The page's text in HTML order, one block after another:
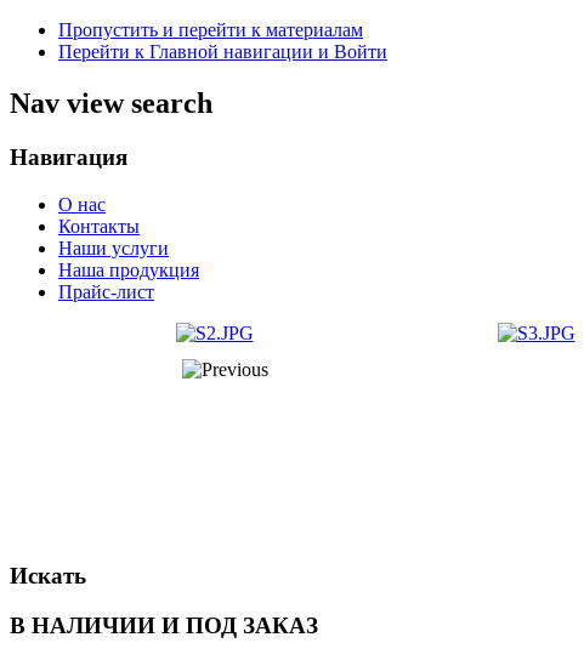
Пропустить и перейти к материалам
Перейти к Главной навигации и Войти
Nav view search
Навигация
О нас
Контакты
Наши услуги
Наша продукция
Прайс-лист
Искать
В НАЛИЧИИ И ПОД ЗАКАЗ